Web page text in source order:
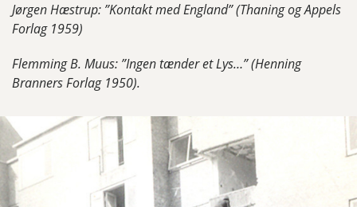
Jørgen Hæstrup: ”Kontakt med England” (Thaning og Appels
Forlag 1959)
Flemming B. Muus: ”Ingen tænder et Lys…” (Henning
Branners Forlag 1950).